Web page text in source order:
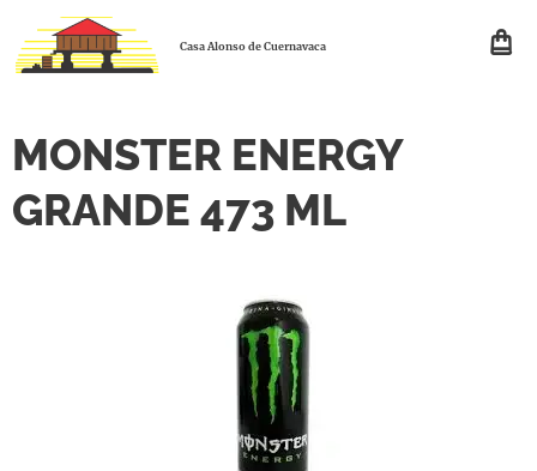
Casa Alonso de Cuernavaca
MONSTER ENERGY
GRANDE 473 ML